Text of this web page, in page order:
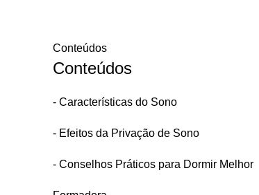
Conteúdos
Conteúdos
- Características do Sono
- Efeitos da Privação de Sono
- Conselhos Práticos para Dormir Melhor